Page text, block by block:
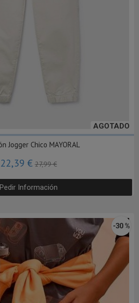
AGOTADO
Jogger Chico MAYORAL
22,39 €27,99 €
Pedir Información
-30 %